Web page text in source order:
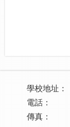
學校地址：
電話：
傳真：